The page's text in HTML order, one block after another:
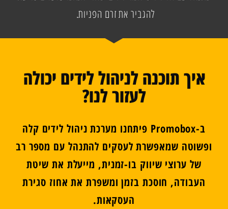
להגביר את זרם הפניות.
איך תוכנה לניהול לידים יכולה
לעזור לנו?
ב-Promobox פיתחנו מערכת ניהול לידים קלה
ופשוטה שמאפשרת לעסקים להתנהל עם מספר רב
של ערוצי שיווק בו-זמנית, מייעלת את שיטת
העבודה, חוסכת בזמן ומשפרת את אחוז סגירת
העסקאות.